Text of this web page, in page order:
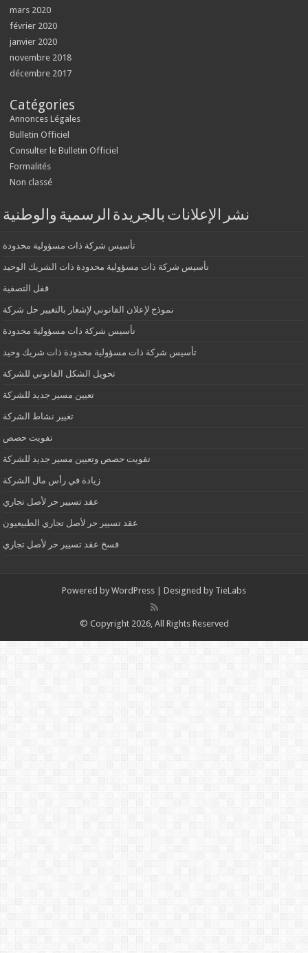
mars 2020
février 2020
janvier 2020
novembre 2018
décembre 2017
Catégories
Annonces Légales
Bulletin Officiel
Consulter le Bulletin Officiel
Formalités
Non classé
نشر الإعلانات بالجريدة الرسمية والوطنية
تأسيس شركة ذات مسؤولية محدودة
تأسيس شركة ذات مسؤولية محدودة ذات الشريك الوحيد
قفل التصفية
نموذج لإعلان القانوني لإشعار بالتغيير حل شركة
تأسيس شركة ذات مسؤولية محدودة
تأسيس شركة ذات مسؤولية محدودة ذات شريك وحيد
تحويل الشكل القانوني للشركة
تعيين مسير جديد للشركة
تغيير نشاط الشركة
تفويت حصص
تفويت حصص وتعيين مسير جديد للشركة
زيادة في رأس مال الشركة
عقد تسيير حر لأصل تجاري
عقد تسيير حر لأصل تجاري الطبيعيون
فسخ عقد تسيير حر لأصل تجاري
Powered by WordPress | Designed by TieLabs
© Copyright 2026, All Rights Reserved